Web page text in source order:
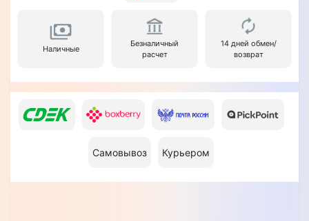
Наличные
Безналичный
расчет
14 дней обмен/
возврат
Самовывоз Курьером